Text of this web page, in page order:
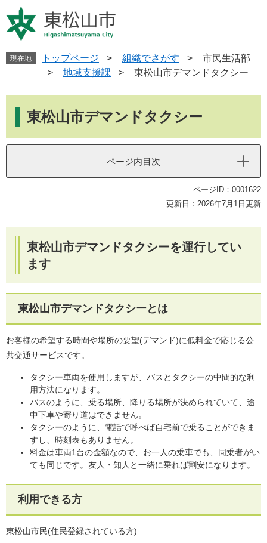
ー
ジ
す
ニ
ュ
し
へ
現在地 トップページ > 組織でさがす >
市民生活部
>
地域支援課 > 東松山市デマンドタクシー
東松山市デマンドタクシー
ページ内目次
ページID：0001622
更新日：2026年7月1日更新
東松山市デマンドタクシーを運行してい
ます
東松山市デマンドタクシーとは
お客様の希望する時間や場所の要望(デマンド)に低料金で応じる公
共交通サービスです。
タクシー車両を使用しますが、バスとタクシーの中間的な利
用方法になります。
バスのように、乗る場所、降りる場所が決められていて、途
中下車や寄り道はできません。
タクシーのように、電話で呼べば自宅前で乗ることができま
すし、時刻表もありません。
料金は車両1台の金額なので、お一人の乗車でも、同乗者がい
ても同じです。友人・知人と一緒に乗れば割安になります。
利用できる方
東松山市民(住民登録されている方)